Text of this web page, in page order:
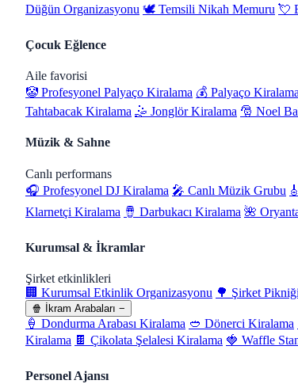
Düğün Organizasyonu 🕊️ Temsili Nikah Memuru 💘
Çocuk Eğlence
Aile favorisi
🤡 Profesyonel Palyaço Kiralama 💰 Palyaço
Tahtabacak Kiralama 🤹 Jonglör Kiralama 🎅 Noel
Müzik & Sahne
Canlı performans
🎧 Profesyonel DJ Kiralama 🎤 Canlı Müzik Grubu
Klarnetçi Kiralama 🪘 Darbukacı Kiralama 🌺
Kurumsal & İkramlar
Şirket etkinlikleri
🏢 Kurumsal Etkinlik Organizasyonu 🌳 Şirket
🍿 İkram Arabaları −
🍦 Dondurma Arabası Kiralama 🥙 Dönerci Kiralama
Kiralama 🍫 Çikolata Şelalesi Kiralama 🍓 Waffle
Personel Ajansı